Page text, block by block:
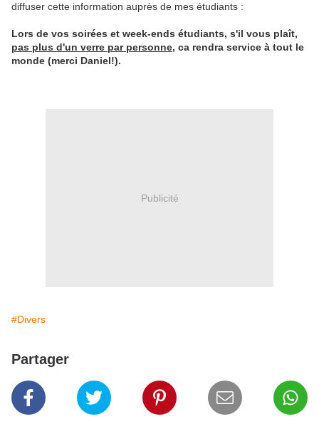
diffuser cette information auprès de mes étudiants :
Lors de vos soirées et week-ends étudiants, s'il vous plaît,
pas plus d'un verre par personne, ca rendra service à tout le
monde (merci Daniel!).
Publicité
#Divers
Partager